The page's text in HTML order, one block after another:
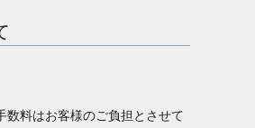
数料はお客様のご負担とさせて